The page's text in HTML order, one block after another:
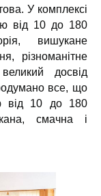
У комплексі
від 10 до 180
вишукане
різноманітне
досвід
все, що
від 10 до 180
смачна і